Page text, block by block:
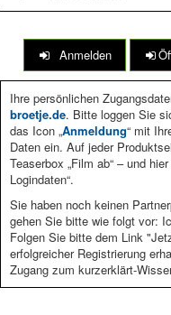
Anmelden
Ihre persönlichen
broetje.de. Bitte loggen Sie
das Icon „Anmeldung“ mit
Daten ein. Auf jeder
Teaserbox „Film ab“ – und
Logindaten“.
Sie haben noch keinen
gehen Sie bitte wie folgt vor:
Folgen Sie bitte dem Link
erfolgreicher Registrierung
Zugang zum kurzerklärt-